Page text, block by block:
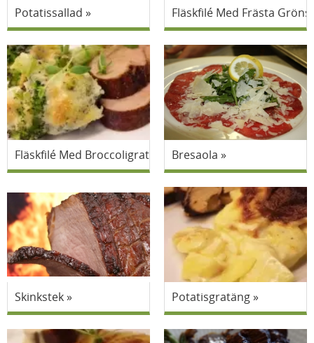
Potatissallad Fläskfilé Med Frästa
Fläskfilé Med Broccoligratäng Bresaola
Skinkstek Potatisgratäng